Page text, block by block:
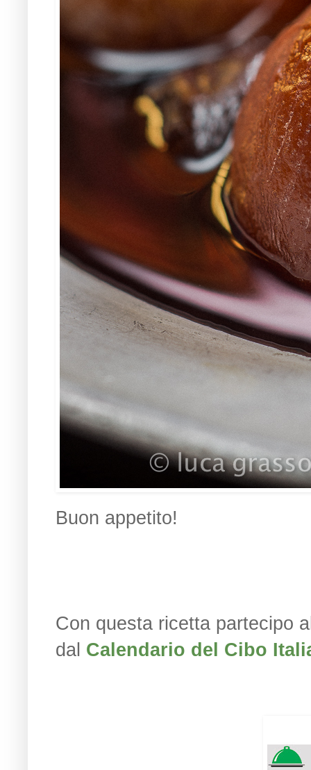
Buon appetito!
Con questa ricetta partecipo
dal Calendario del Cibo